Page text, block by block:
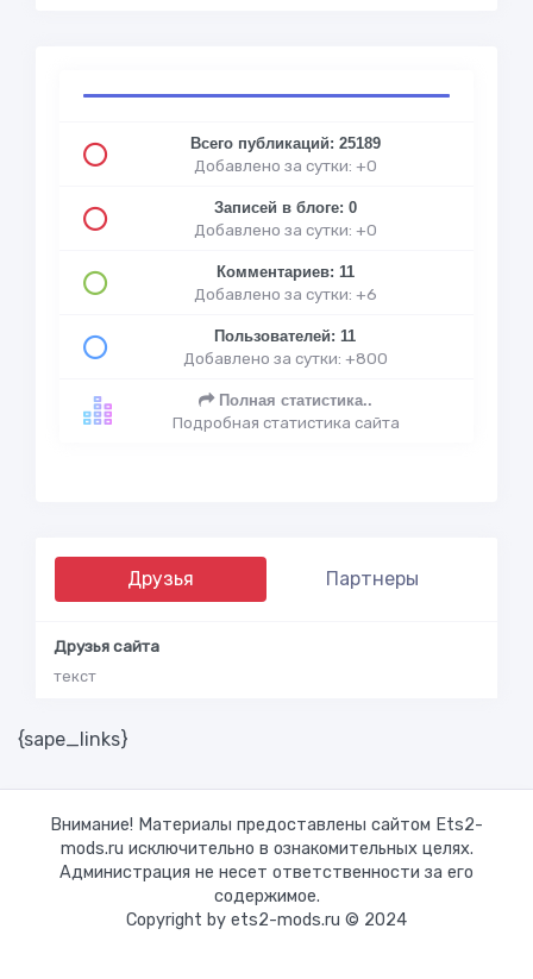
Всего публикаций: 25189
Добавлено за сутки: +0
Записей в блоге: 0
Добавлено за сутки: +0
Комментариев: 11
Добавлено за сутки: +6
Пользователей: 11
Добавлено за сутки: +800
Полная статистика..
Подробная статистика сайта
Друзья Партнеры
Друзья сайта
текст
{sape_links}
Внимание! Материалы предоставлены сайтом Ets2-
mods.ru исключительно в ознакомительных целях.
Администрация не несет ответственности за его
содержимое.
Copyright by ets2-mods.ru © 2024